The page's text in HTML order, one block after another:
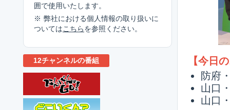
【今日
防府
山口
山口
囲で使用いたします。
弊社における個人情報の取り扱いに
ついては こちら を参照ください。
12チャンネルの番組